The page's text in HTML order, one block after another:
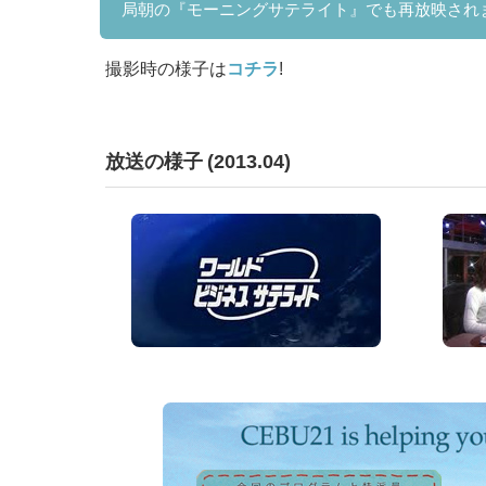
局朝の『モーニングサテライト』でも再放映され
撮影時の様子はコチラ!
放送の様子 (2013.04)